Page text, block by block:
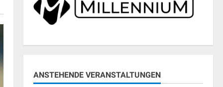
ANSTEHENDE VERANSTALTUNGEN